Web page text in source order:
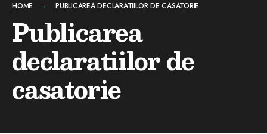
HOME PUBLICAREA DECLARATIILOR DE CASATORIE
Publicarea
declaratiilor de
casatorie